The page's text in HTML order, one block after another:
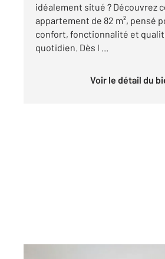
idéalement situé ? Découvrez
appartement de 82 m², pensé
confort, fonctionnalité et
quotidien. Dès l ...
Voir le détail du